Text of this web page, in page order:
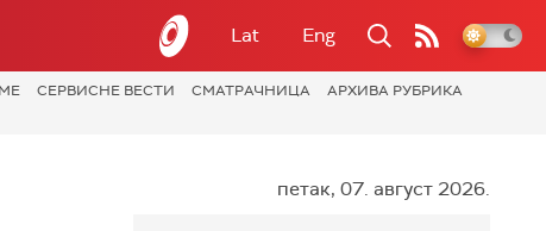
Lat Eng
СЕРВИСНЕ ВЕСТИ СМАТРАЧНИЦА
АРХИВА РУБРИКА
петак, 07. август 2026.